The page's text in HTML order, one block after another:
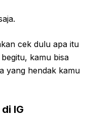
cek dulu apa itu
kamu bisa
yang hendak kamu
IG